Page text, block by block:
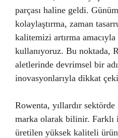
parçası haline geldi.
kolaylaştırma, zaman
kalitemizi artırma
kullanıyoruz. Bu noktada,
aletlerinde devrimsel bir
inovasyonlarıyla dikkat
Rowenta, yıllardır
marka olarak bilinir.
üretilen yüksek kaliteli